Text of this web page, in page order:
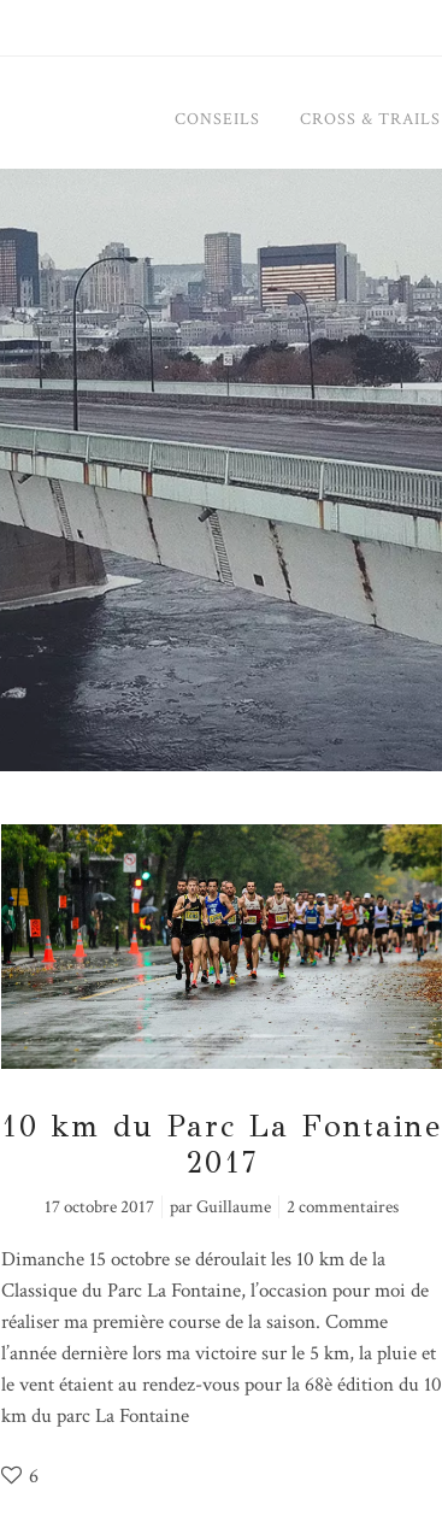
CONSEILS CROSS & TRAILS
10 km du Parc La Fontaine
2017
17 octobre 2017 parGuillaume 2 commentaires
Dimanche 15 octobre se déroulait les 10 km de la
Classique du Parc La Fontaine, l’occasion pour moi de
réaliser ma première course de la saison. Comme
l’année dernière lors ma victoire sur le 5 km, la pluie et
le vent étaient au rendez-vous pour la 68è édition du 10
km du parc La Fontaine
6